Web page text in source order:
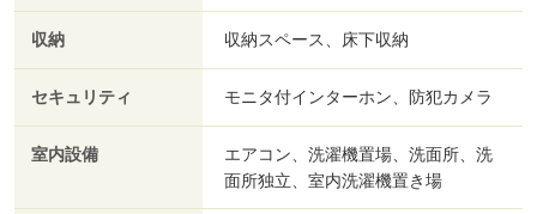
収納 収納スペース、床下収納
セキュリティ モニタ付インターホン、防犯カメラ
室内設備
エアコン、洗濯機置場、洗面所、洗
面所独立、室内洗濯機置き場